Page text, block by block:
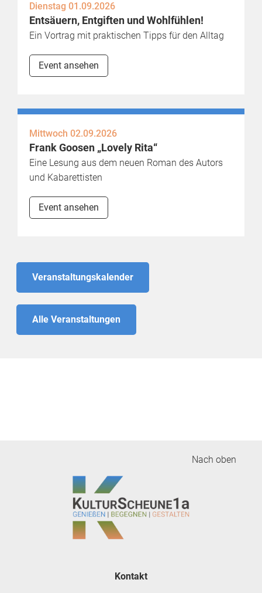
Dienstag 01.09.2026
Entsäuern, Entgiften und Wohlfühlen!
Ein Vortrag mit praktischen Tipps für den Alltag
Event ansehen
Mittwoch 02.09.2026
Frank Goosen „Lovely Rita“
Eine Lesung aus dem neuen Roman des Autors
und Kabarettisten
Event ansehen
Veranstaltungskalender
Alle Veranstaltungen
Nach oben
Kontakt